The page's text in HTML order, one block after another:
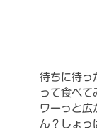
待ちに待っ
って食べて
ワーっと広
ん？しょっ